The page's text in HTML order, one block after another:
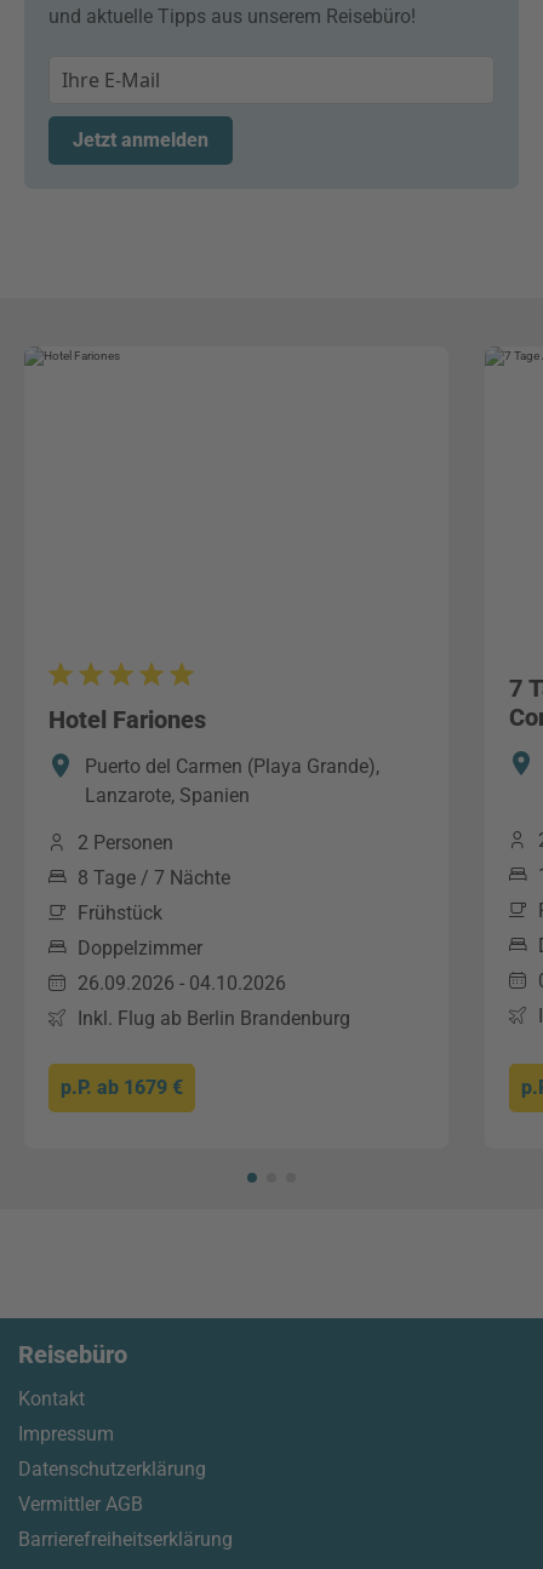
und aktuelle Tipps aus unserem Reisebüro!
Jetzt anmelden
Hotel Fariones
Puerto del Carmen (Playa Grande),
Lanzarote, Spanien
2 Personen
8 Tage / 7 Nächte
Frühstück
Doppelzimmer
26.09.2026 - 04.10.2026
Inkl. Flug ab Berlin Brandenburg
p.P. ab 1679 €
7
Reisebüro
Kontakt
Impressum
Datenschutzerklärung
Vermittler AGB
Barrierefreiheitserklärung